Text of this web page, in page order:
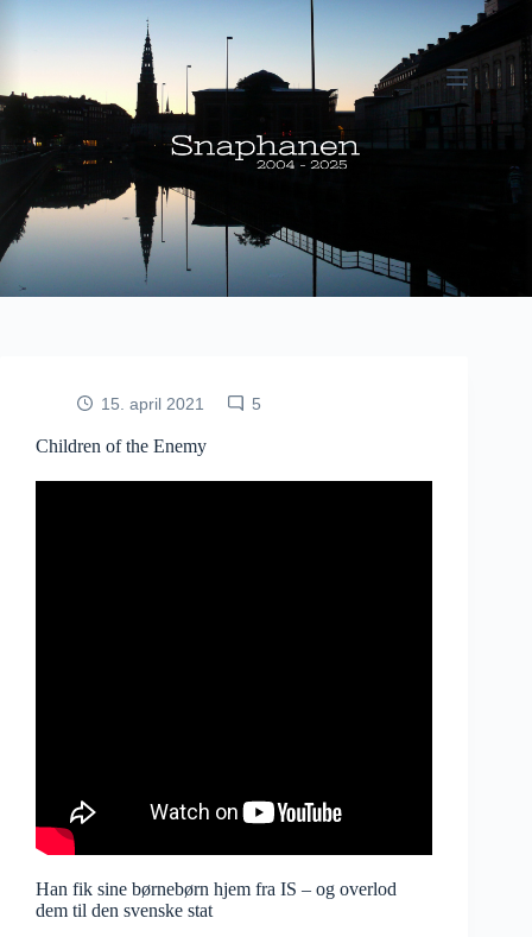
15. april 2021 5
Children of the Enemy
Han fik sine børnebørn hjem fra IS – og overlod
dem til den svenske stat